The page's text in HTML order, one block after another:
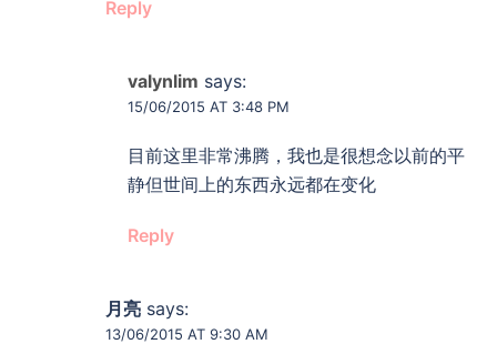
Reply
valynlim says:
15/06/2015 AT 3:48 PM
目前这里非常沸腾，我也是很想念以前的平
静但世间上的东西永远都在变化
Reply
月亮 says:
13/06/2015 AT 9:30 AM